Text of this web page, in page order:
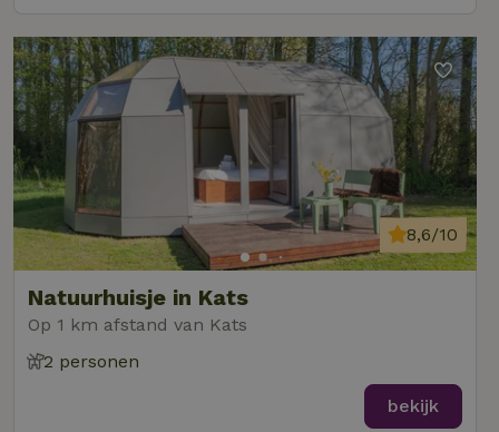
Natuurhuisje in Kats
Op 1 km afstand van Kats
8,6/10
2 personen
bekijk